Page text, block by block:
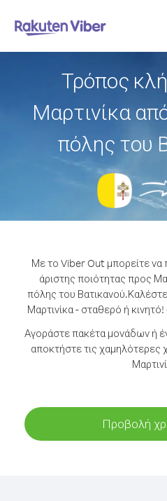
Τρόπος
Μαρτινίκα
πόλης του
Με το Viber Out μπορείτε να
άριστης ποιότητας προς
πόλης του Βατικανού.
Μαρτινίκα - σταθερό ή
Αγοράστε πακέτα μονάδων ή
αποκτήστε τις
Προβολή